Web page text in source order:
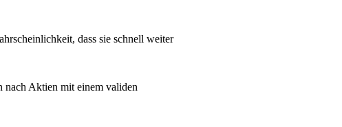
dass sie schnell weiter
nach Aktien mit einem validen